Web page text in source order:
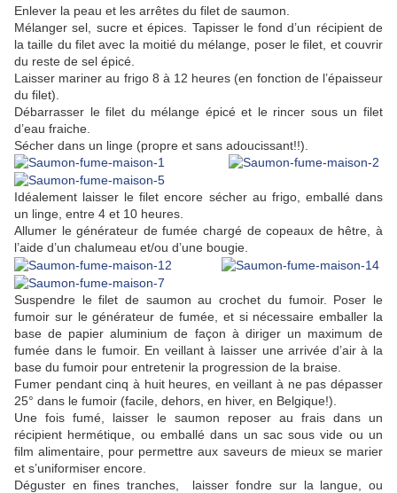
Enlever la peau et les arrêtes du filet de saumon.
Mélanger sel, sucre et épices. Tapisser le fond d’un récipient de
la taille du filet avec la moitié du mélange, poser le filet, et couvrir
du reste de sel épicé.
Laisser mariner au frigo 8 à 12 heures (en fonction de l’épaisseur
du filet).
Débarrasser le filet du mélange épicé et le rincer sous un filet
d’eau fraiche.
Sécher dans un linge (propre et sans adoucissant!!).
Idéalement laisser le filet encore sécher au frigo, emballé dans
un linge, entre 4 et 10 heures.
Allumer le générateur de fumée chargé de copeaux de hêtre, à
l’aide d’un chalumeau et/ou d’une bougie.
Suspendre le filet de saumon au crochet du fumoir. Poser le
fumoir sur le générateur de fumée, et si nécessaire emballer la
base de papier aluminium de façon à diriger un maximum de
fumée dans le fumoir. En veillant à laisser une arrivée d’air à la
base du fumoir pour entretenir la progression de la braise.
Fumer pendant cinq à huit heures, en veillant à ne pas dépasser
25° dans le fumoir (facile, dehors, en hiver, en Belgique!).
Une fois fumé, laisser le saumon reposer au frais dans un
récipient hermétique, ou emballé dans un sac sous vide ou un
film alimentaire, pour permettre aux saveurs de mieux se marier
et s’uniformiser encore.
Déguster en fines tranches, laisser fondre sur la langue, ou